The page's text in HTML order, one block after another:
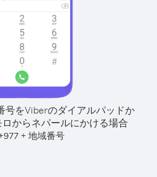
号をViberのダイアルパッドか
ロからネパールにかける場合
977 + 地域番号